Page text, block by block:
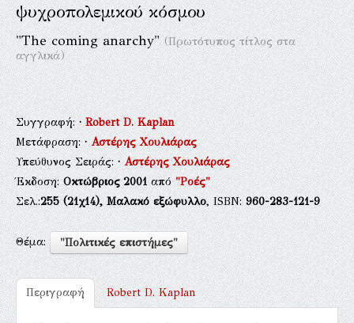
ψυχροπολεμικού κόσμου
"The coming anarchy"(Πρωτότυπος τίτλος στα
αγγλικά)
Συγγραφή:·Robert D. Kaplan
Μετάφραση:·Αστέρης Χουλιάρας
Υπεύθυνος Σειράς:·Αστέρης Χουλιάρας
Έκδοση:Οκτώβριος 2001από"Ροές"
Σελ.:255(21χ14), Μαλακό εξώφυλλο, ISBN:960-283-121-9
Θέμα: "Πολιτικές επιστήμες"
Περιγραφή Robert D. Kaplan